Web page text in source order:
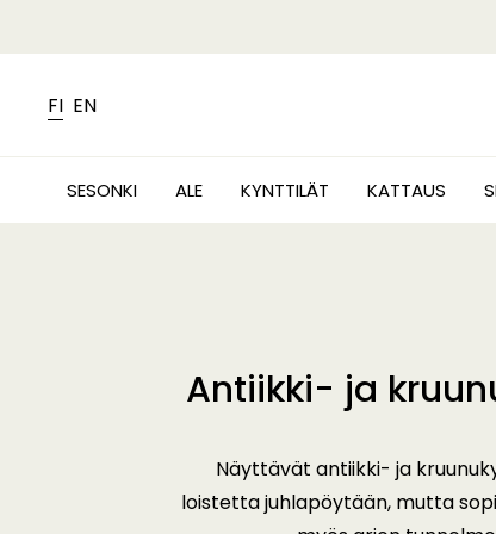
FI EN
SESONKI ALE KYNTTILÄT KATTAUS
Antiikki- ja
Näyttävät antiikki- ja
loistetta juhlapöytään, mutta